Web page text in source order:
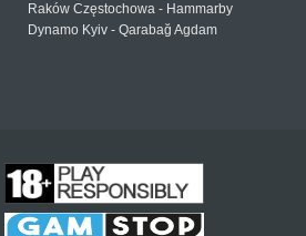
Raków Częstochowa - Hammarby
Dynamo Kyiv - Qarabağ Agdam